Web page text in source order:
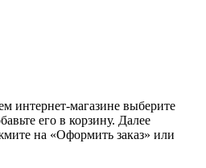
интернет-магазине выберите
его в корзину. Далее
на «Оформить заказ» или